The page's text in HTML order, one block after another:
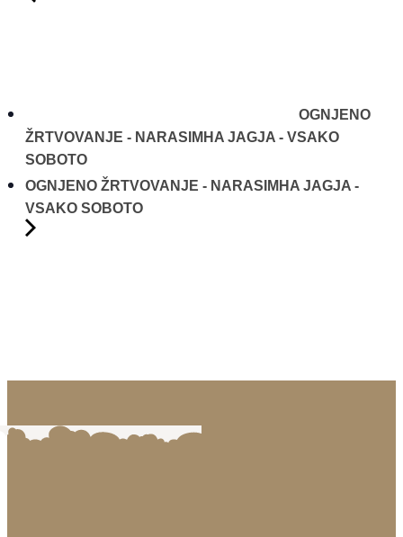
OGNJENO
ŽRTVOVANJE - NARASIMHA JAGJA - VSAKO
SOBOTO
OGNJENO ŽRTVOVANJE - NARASIMHA JAGJA -
VSAKO SOBOTO